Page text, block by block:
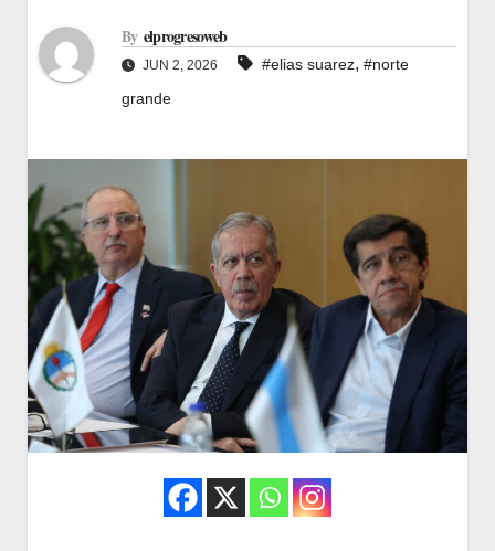
By elprogresoweb
JUN 2, 2026 #elias suarez, #norte
grande